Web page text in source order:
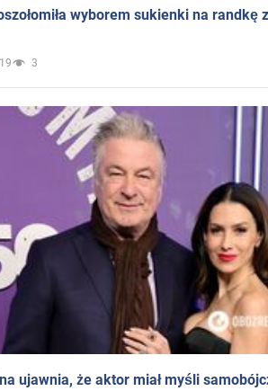
wyborem sukienki na randkę
3
ujawnia, że aktor miał myśli